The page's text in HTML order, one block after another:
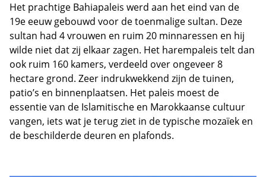
Het prachtige Bahiapaleis werd aan het eind van de
19e eeuw gebouwd voor de toenmalige sultan. Deze
sultan had 4 vrouwen en ruim 20 minnaressen en hij
wilde niet dat zij elkaar zagen. Het harempaleis telt dan
ook ruim 160 kamers, verdeeld over ongeveer 8
hectare grond. Zeer indrukwekkend zijn de tuinen,
patio’s en binnenplaatsen. Het paleis moest de
essentie van de Islamitische en Marokkaanse cultuur
vangen, iets wat je terug ziet in de typische mozaïek en
de beschilderde deuren en plafonds.